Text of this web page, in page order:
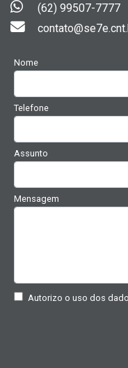
(62) 99507-7777
Nome
Telefone
Assunto
Mensagem
Autorizo o uso dos